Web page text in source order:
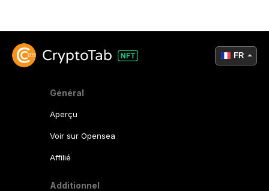
Général
Aperçu
Voir sur Opensea
Affilié
Additionnel
FR